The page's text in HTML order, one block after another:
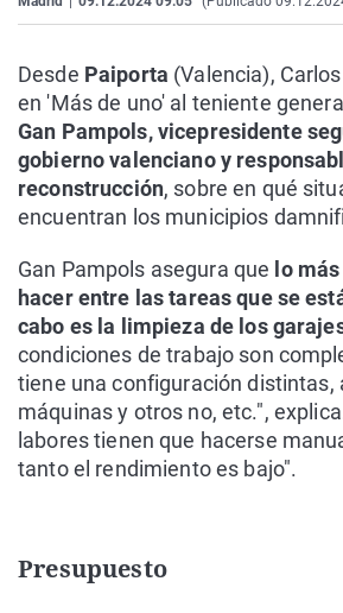
Desde Paiporta (Valencia),
en 'Más de uno' al teniente general
Gan Pampols, vicepresidente
gobierno valenciano y
reconstrucción, sobre en qué
encuentran los municipios
Gan Pampols asegura que lo
hacer entre las tareas que se
cabo es la limpieza de los
condiciones de trabajo son
tiene una configuración distintas,
máquinas y otros no, etc.",
labores tienen que hacerse
tanto el rendimiento es bajo".
Presupuesto